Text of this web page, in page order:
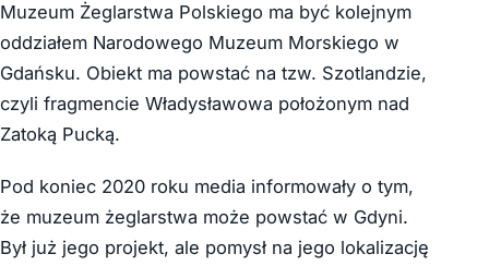
Muzeum Żeglarstwa Polskiego ma być kolejnym
oddziałem Narodowego Muzeum Morskiego w
Gdańsku. Obiekt ma powstać na tzw. Szotlandzie,
czyli fragmencie Władysławowa położonym nad
Zatoką Pucką.
Pod koniec 2020 roku media informowały o tym,
że muzeum żeglarstwa może powstać w Gdyni.
Był już jego projekt, ale pomysł na jego lokalizację